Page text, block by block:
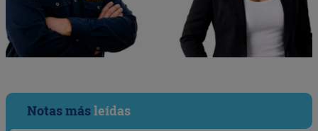
Notas másleídas